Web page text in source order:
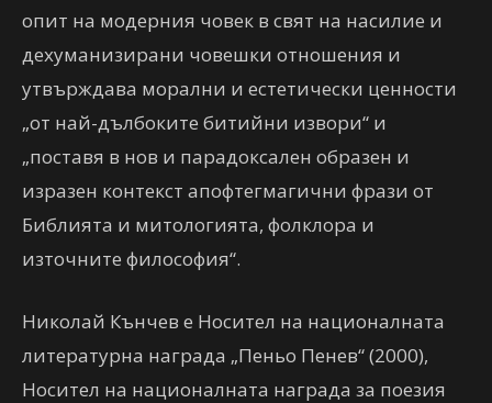
опит на модерния човек в свят на насилие и
дехуманизирани човешки отношения и
утвърждава морални и естетически ценности
„от най-дълбоките битийни извори“ и
„поставя в нов и парадоксален образен и
изразен контекст апофтегмагични фрази от
Библията и митологията, фолклора и
източните философия“.
Николай Кънчев е Носител на националната
литературна награда „Пеньо Пенев“ (2000),
Носител на националната награда за поезия